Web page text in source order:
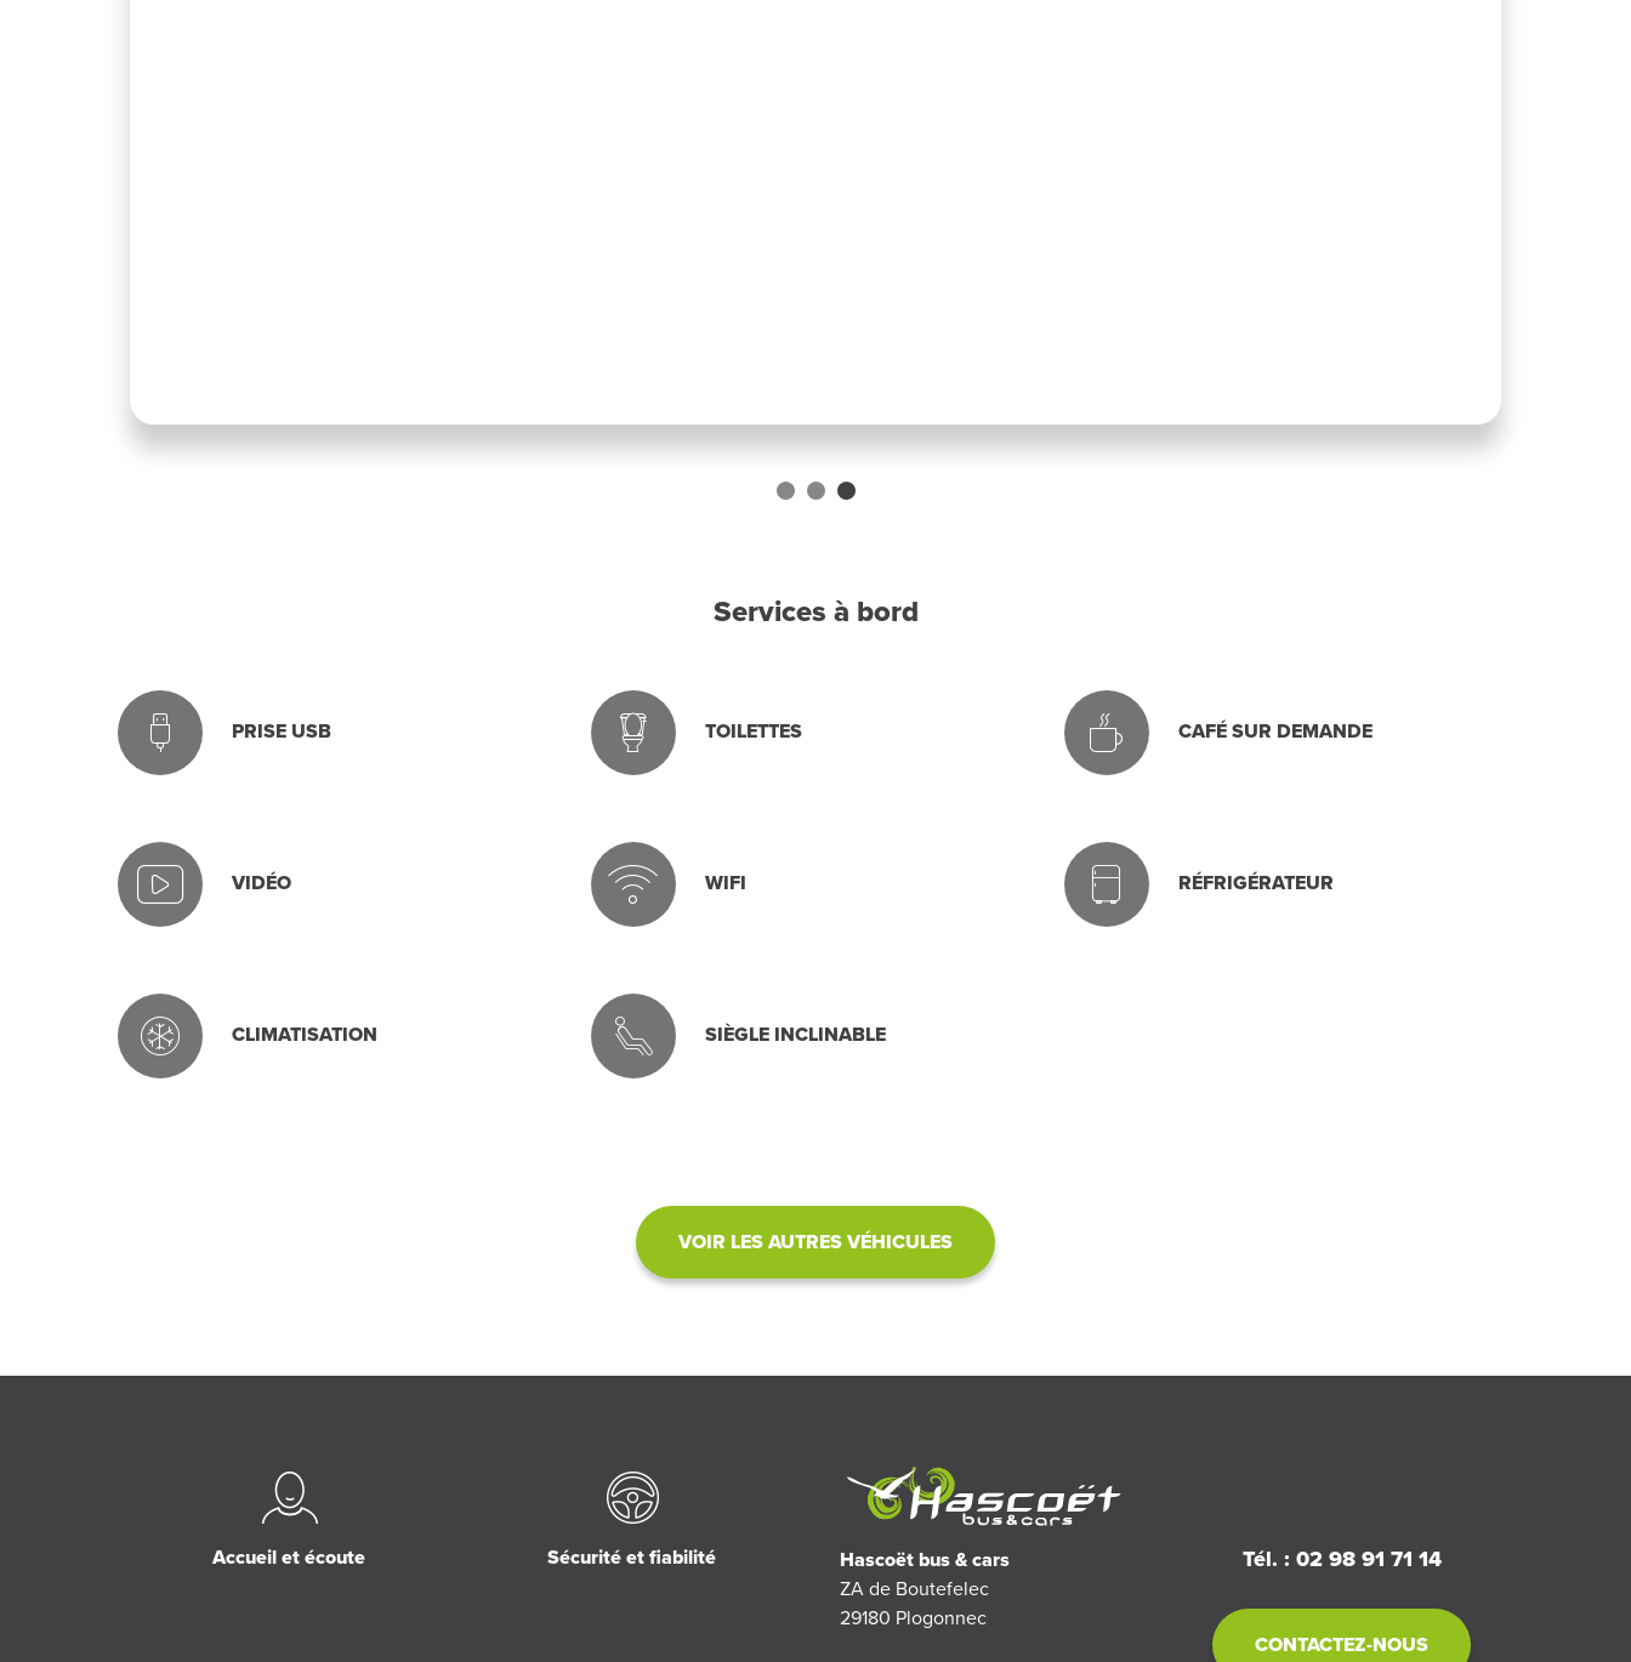
Services à bord
PRISE USB TOILETTES CAFÉ SUR DEMANDE
VIDÉO WIFI RÉFRIGÉRATEUR
CLIMATISATION SIÈGLE INCLINABLE
VOIR LES AUTRES VÉHICULES
Accueil et écoute Sécurité et fiabilité
Hascoët bus & cars
ZA de Boutefelec
29180 Plogonnec
Tél. : 02 98 91 71 14
CONTACTEZ-NOUS